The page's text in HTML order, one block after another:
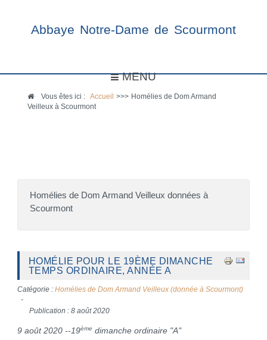
Abbaye Notre-Dame de Scourmont
MENU
Vous êtes ici :Accueil >>> Homélies de Dom Armand
Veilleux à Scourmont
Homélies de Dom Armand Veilleux données à
Scourmont
HOMÉLIE POUR LE 19ÈME DIMANCHE
TEMPS ORDINAIRE, ANNÉE A
Catégorie : Homélies de Dom Armand Veilleux (donnée à Scourmont)
Publication : 8 août 2020
9 août 2020 --19ème dimanche ordinaire "A"